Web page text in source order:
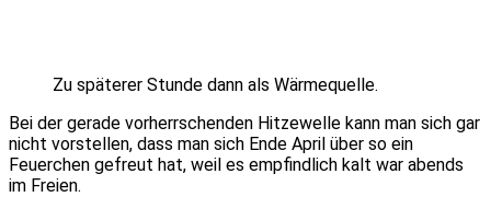
Zu späterer Stunde dann als Wärmequelle.
Bei der gerade vorherrschenden Hitzewelle kann man sich gar
nicht vorstellen, dass man sich Ende April über so ein
Feuerchen gefreut hat, weil es empfindlich kalt war abends
im Freien.